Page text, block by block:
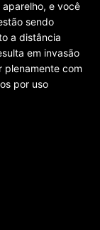
e você
sendo
a distância
em invasão
plenamente com
por uso